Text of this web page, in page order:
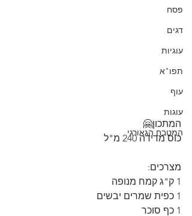
פסח
דגים
עוגיות
תפו"א
עוף
עוגות
המטבח הגאורגי
המתכון🤗
כוס מדידה 240 מ"ל
מצרכים:
1 ק"ג קמח מנופה
1 כפית שמרים יבשים
1 כף סוכר